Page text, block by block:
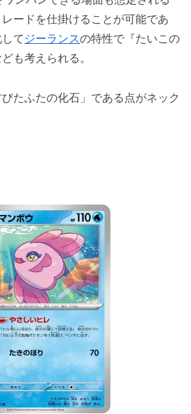
ードを仕掛けることが可能であ
て ジーランスの特性で『たいこの
も考えられる。
たふたの化石」である点がネック